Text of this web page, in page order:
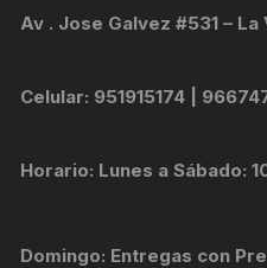
Av . Jose Galvez #531 –
Celular: 951915174 |
Horario: Lunes a Sábado:
Domingo: Entregas con